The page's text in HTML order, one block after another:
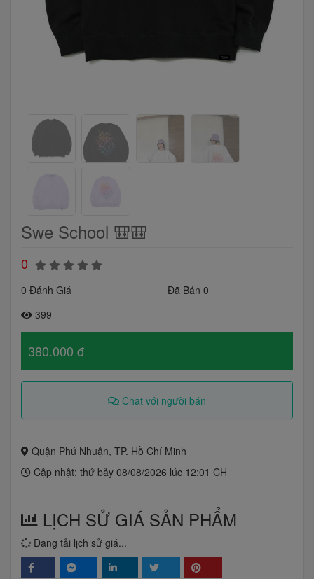
Swe School 🎒🎒
0
0 Đánh Giá
Đã Bán 0
399
380.000 đ
Chat với người bán
Quận Phú Nhuận, TP. Hồ Chí Minh
Cập nhật: thứ bảy 08/08/2026 lúc 12:01 CH
LỊCH SỬ GIÁ SẢN PHẨM
Đang tải lịch sử giá...